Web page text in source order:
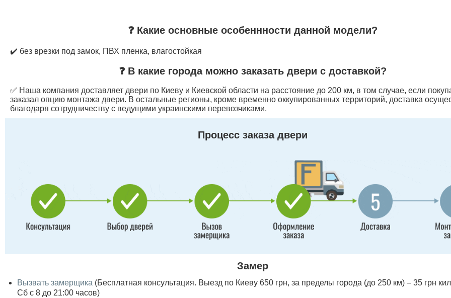
❓ Какие основные особеннности данной модели?
✔️ без врезки под замок, ПВХ пленка, влагостойкая
❓ В какие города можно заказать двери с доставкой?
✅ Наша компания доставляет двери по Киеву и Киевской области на расстояние до 200 км, в том случае, если
заказал опцию монтажа двери. В остальные регионы, кроме временно оккупированных территорий, доставка
благодаря сотрудничеству с ведущими украинскими перевозчиками.
Процесс заказа двери
Замер
Вызвать замерщика (Бесплатная консультация. Выезд по Киеву 650 грн, за пределы города (до 250 км) – 35 грн
Сб с 8 до 21:00 часов)